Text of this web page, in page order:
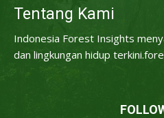
Tentang Kami
Indonesia Forest Insights
dan lingkungan hidup